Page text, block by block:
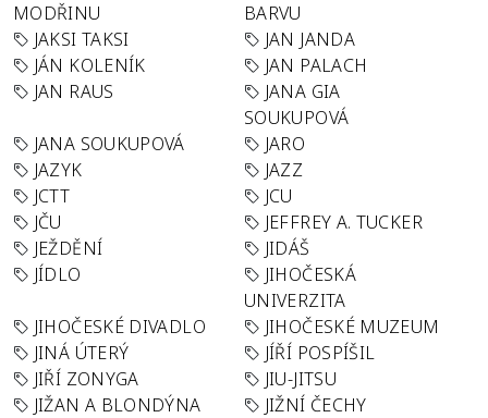
MODŘINU
BARVU
JAKSI TAKSI
JAN JANDA
JÁN KOLENÍK
JAN PALACH
JAN RAUS
JANA GIA
SOUKUPOVÁ
JANA SOUKUPOVÁ
JARO
JAZYK
JAZZ
JCTT
JCU
JČU
JEFFREY A. TUCKER
JEŽDĚNÍ
JIDÁŠ
JÍDLO
JIHOČESKÁ
UNIVERZITA
JIHOČESKÉ DIVADLO
JIHOČESKÉ MUZEUM
JINÁ ÚTERÝ
JÍŘÍ POSPÍŠIL
JIŘÍ ZONYGA
JIU-JITSU
JIŽAN A BLONDÝNA
JIŽNÍ ČECHY